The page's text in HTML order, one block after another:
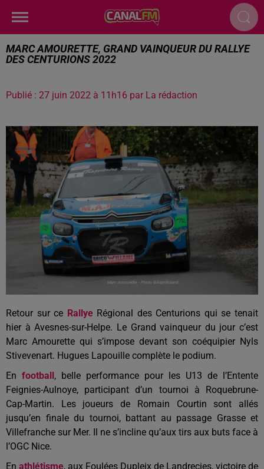
MARC AMOURETTE, GRAND VAINQUEUR DU RALLYE
DES CENTURIONS 2022
Publié : 27 juin 2022 à 11h16 par La rédaction
Retour sur ce RallyeRégional des Centurions qui se tenait
hier à Avesnes-sur-Helpe. Le Grand vainqueur du jour c’est
Marc Amourette qui s’impose devant son coéquipier Nyls
Stivevenart. Hugues Lapouille complète le podium.
En football, belle performance pour les U13 de l’Entente
Feignies-Aulnoye, participant d’un tournoi à Roquebrune-
Cap-Martin. Les joueurs de Romain Courtin sont allés
jusqu’en finale du tournoi, battant au passage Grasse et
Villefranche sur Mer. Il ne s’incline qu’aux tirs aux buts face à
l’OGC Nice.
En athlétisme, aux Foulées Dupleix de Landrecies, victoire de